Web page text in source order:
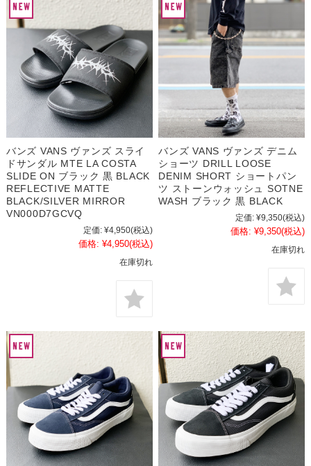
バンズ VANS ヴァンズ スライ
ドサンダル MTE LA COSTA
SLIDE ON ブラック 黒 BLACK
REFLECTIVE MATTE
BLACK/SILVER MIRROR
VN000D7GCVQ
定価: ¥4,950(税込)
価格: ¥4,950(税込)
在庫切れ
バンズ VANS ヴァンズ デニム
ショーツ DRILL LOOSE
DENIM SHORT ショートパン
ツ ストーンウォッシュ SOTNE
WASH ブラック 黒 BLACK
定価: ¥9,350(税込)
価格: ¥9,350(税込)
在庫切れ